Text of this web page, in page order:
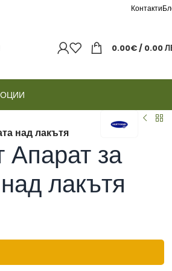
Контакти
0.00€/ 0.00
над лакътя
за
лакътя